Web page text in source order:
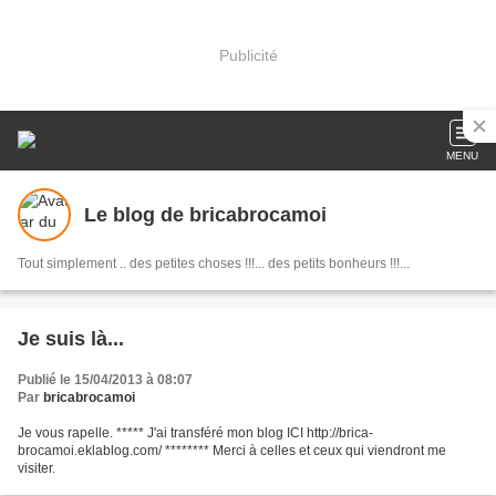
Publicité
MENU
Le blog de bricabrocamoi
Tout simplement .. des petites choses !!!... des petits bonheurs !!!...
Je suis là...
Publié le 15/04/2013 à 08:07
Par bricabrocamoi
Je vous rapelle. ***** J'ai transféré mon blog ICI http://brica-
brocamoi.eklablog.com/ ******** Merci à celles et ceux qui viendront me
visiter.